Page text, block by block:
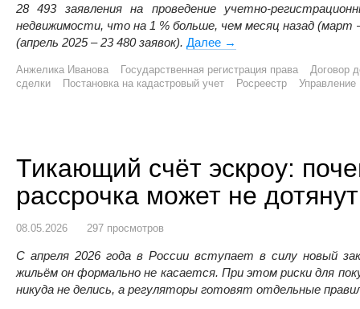
28 493 заявления на проведение учетно-
недвижимости, что на 1 % больше, чем месяц назад (март
(апрель 2025 – 23 480 заявок). Далее Омский Росреестр в
→
Анжелика Иванова Государственная регистрация права
Договор
сделки
Постановка на кадастровый учет Росреестр Управление
Тикающий счёт эскроу:
рассрочка может не
08.05.2026 297 просмотров
С апреля 2026 года в России вступает в силу новый
жильём он формально не касается. При этом риски для
никуда не делись, а регуляторы готовят отдельные